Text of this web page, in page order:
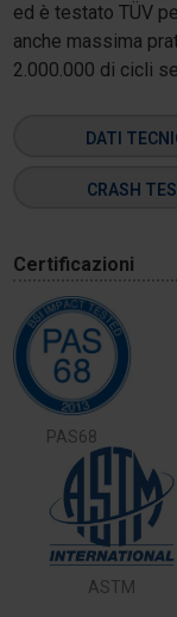
ed è testato TÜV
anche massima
2.000.000 di cicli
DATI
CRASH
Certificazioni
PAS68
ASTM